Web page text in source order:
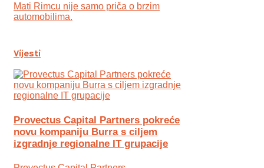
Mati Rimcu nije samo priča o brzim
automobilima.
Vijesti
Provectus Capital Partners pokreće
novu kompaniju Burra s ciljem
izgradnje regionalne IT grupacije